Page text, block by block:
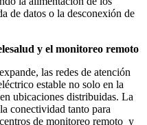
de datos o la desconexión de
y el monitoreo remoto
las redes de atención
estable no solo en la
ubicaciones distribuidas. La
conectividad tanto para
de monitoreo remoto y